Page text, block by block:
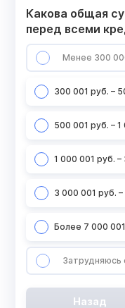
Какова общая
перед всеми
Менее 300
300 001 руб. –
500 001 руб. –
1 000 001 руб.
3 000 001 руб.
Более 7 000
Затрудняюсь
Назад